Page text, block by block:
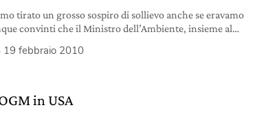
tirato un grosso sospiro di sollievo anche se eravamo
convinti che il Ministro dell’Ambiente, insieme al
agricoltura, salute e ambiente che sono sostanzialmente
19 febbraio 2010
in USA